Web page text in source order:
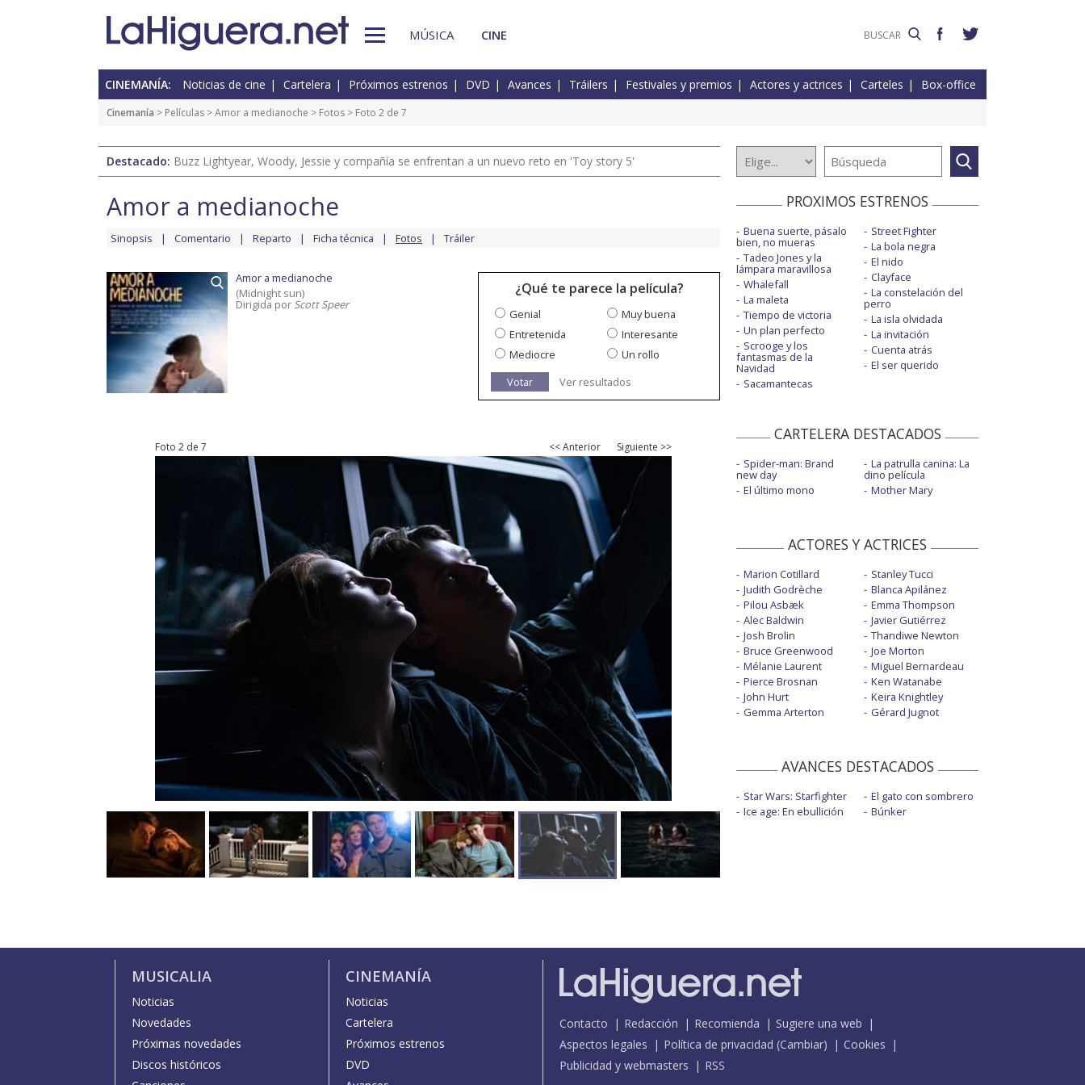
MÚSICA CINE
CINEMANÍA: Noticias de cine Cartelera Próximos estrenos DVD Avances Tráilers Festivales y premios Actores y actrices Carteles Box-office
Cinemanía > Películas >Amor a medianoche > Fotos > Foto 2 de 7
Destacado: Buzz Lightyear, Woody, Jessie y compañía se enfrentan a un nuevo reto en 'Toy story 5'
Amor a medianoche
Sinopsis Comentario Reparto Ficha técnica Fotos Tráiler
Amor a medianoche
(Midnight sun)
Dirigida por Scott Speer
¿Qué te parece la película?
Genial
Muy buena
Entretenida
Interesante
Mediocre
Un rollo
Votar
Ver resultados
Foto 2 de 7 << Anterior Siguiente >>
PROXIMOS ESTRENOS
Buena suerte, pásalo
bien, no mueras
Tadeo Jones y la
lámpara maravillosa
Whalefall
La maleta
Tiempo de victoria
Un plan perfecto
Scrooge y los
fantasmas de la
Navidad
Sacamantecas
Street Fighter
La bola negra
El nido
Clayface
La constelación del
perro
La isla olvidada
La invitación
Cuenta atrás
El ser querido
CARTELERA DESTACADOS
Spider-man: Brand
new day
El último mono
La patrulla canina: La
dino película
Mother Mary
ACTORES Y ACTRICES
Marion Cotillard
Judith Godrèche
Pilou Asbæk
Alec Baldwin
Josh Brolin
Bruce Greenwood
Mélanie Laurent
Pierce Brosnan
John Hurt
Gemma Arterton
Stanley Tucci
Blanca Apilánez
Emma Thompson
Javier Gutiérrez
Thandiwe Newton
Joe Morton
Miguel Bernardeau
Ken Watanabe
Keira Knightley
Gérard Jugnot
AVANCES DESTACADOS
Star Wars: Starfighter
Ice age: En ebullición
El gato con sombrero
Búnker
MUSICALIA
Noticias
Novedades
Próximas novedades
Discos históricos
CINEMANÍA
Noticias
Cartelera
Próximos estrenos
DVD
Contacto Redacción Recomienda
Sugiere una web
Aspectos legales
Política de privacidad (Cambiar)
Cookies
Publicidad y webmasters
RSS